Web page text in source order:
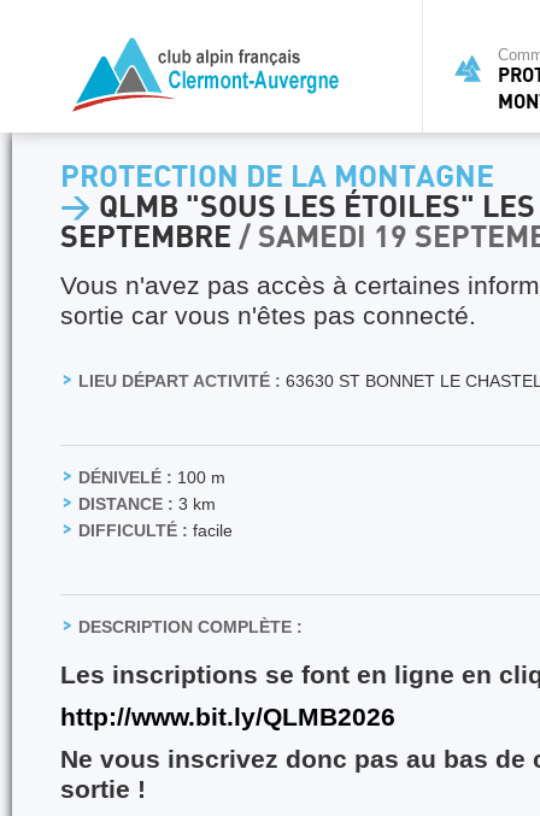
PROTECTION DE LA MONTAGNE
> QLMB "SOUS LES ÉTOILES"
SEPTEMBRE / SAMEDI 19
Vous n'avez pas accès à certaines
sortie car vous n'êtes pas connecté.
LIEU DÉPART ACTIVITÉ : 63630 ST BONNET LE
DÉNIVELÉ : 100 m
DISTANCE : 3 km
DIFFICULTÉ : facile
DESCRIPTION COMPLÈTE :
Les inscriptions se font en ligne en
http://www.bit.ly/QLMB2026
Ne vous inscrivez donc pas au bas de
sortie !